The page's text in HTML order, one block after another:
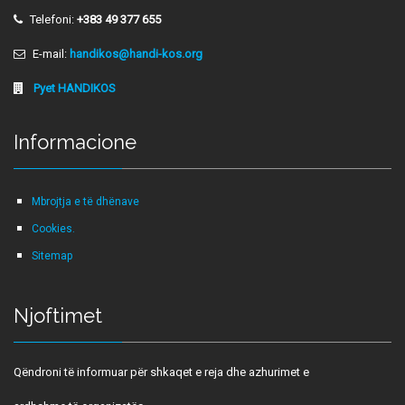
Telefoni: +383 49 377 655
E-mail: handikos@handi-kos.org
Pyet HANDIKOS
Informacione
Mbrojtja e të dhënave
Cookies.
Sitemap
Njoftimet
Qëndroni të informuar për shkaqet e reja dhe azhurimet e